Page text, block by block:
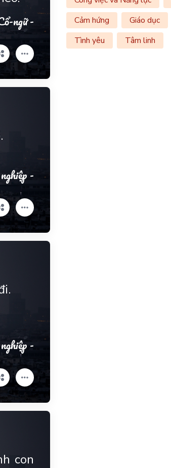
ngữ -
-
-
con
Cảm hứng
Giáo dục
Tình yêu
Tâm linh